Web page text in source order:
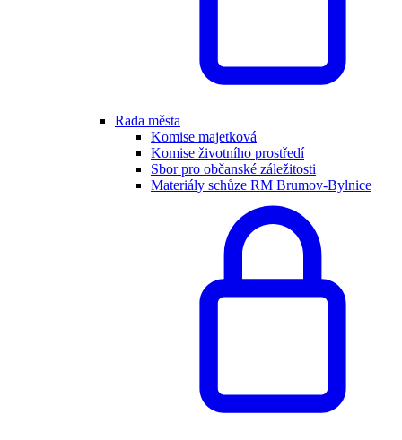
Rada města
Komise majetková
Komise životního prostředí
Sbor pro občanské záležitosti
Materiály schůze RM Brumov-Bylnice